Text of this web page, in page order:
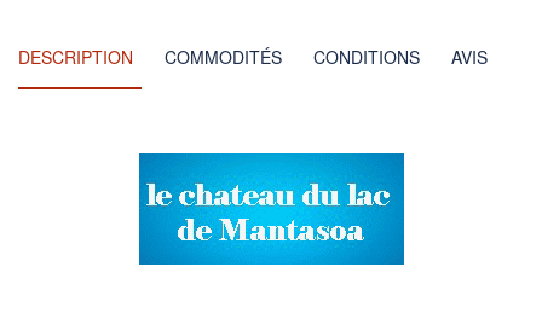
DESCRIPTION COMMODITÉS CONDITIONS AVIS